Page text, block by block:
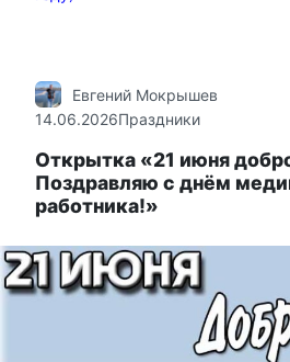
Евгений Мокрышев
14.06.2026Праздники
Открытка «21 июня
Поздравляю с днём
работника!»